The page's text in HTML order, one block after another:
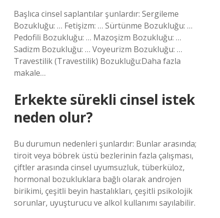
Başlıca cinsel saplantılar şunlardır: Sergileme
Bozukluğu: … Fetişizm: … Sürtünme Bozukluğu: …
Pedofili Bozukluğu: … Mazoşizm Bozukluğu: …
Sadizm Bozukluğu: … Voyeurizm Bozukluğu: …
Travestilik (Travestilik) Bozukluğu:Daha fazla
makale…
Erkekte sürekli cinsel istek
neden olur?
Bu durumun nedenleri şunlardır: Bunlar arasında;
tiroit veya böbrek üstü bezlerinin fazla çalışması,
çiftler arasında cinsel uyumsuzluk, tüberküloz,
hormonal bozukluklara bağlı olarak androjen
birikimi, çeşitli beyin hastalıkları, çeşitli psikolojik
sorunlar, uyuşturucu ve alkol kullanımı sayılabilir.